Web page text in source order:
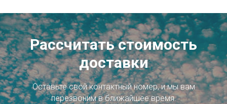
Рассчитать стоимость
доставки
Оставьте свой контактный номер, и мы вам
перезвоним в ближайшее время.